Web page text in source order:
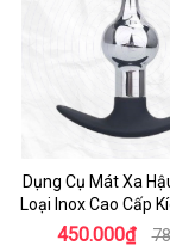
Dụng Cụ Mát Xa
Loại Inox Cao Cấp
450.000₫